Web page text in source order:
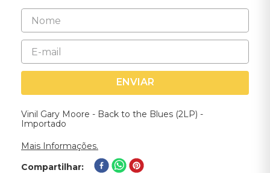
ENVIAR
Vinil Gary Moore - Back to the Blues (2LP) -
Importado
Mais Informações.
Compartilhar